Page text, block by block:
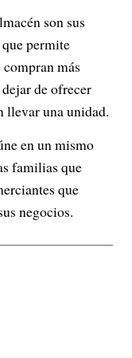
son sus
permite
más
de ofrecer
llevar una unidad.
en un mismo
familias que
que
negocios.